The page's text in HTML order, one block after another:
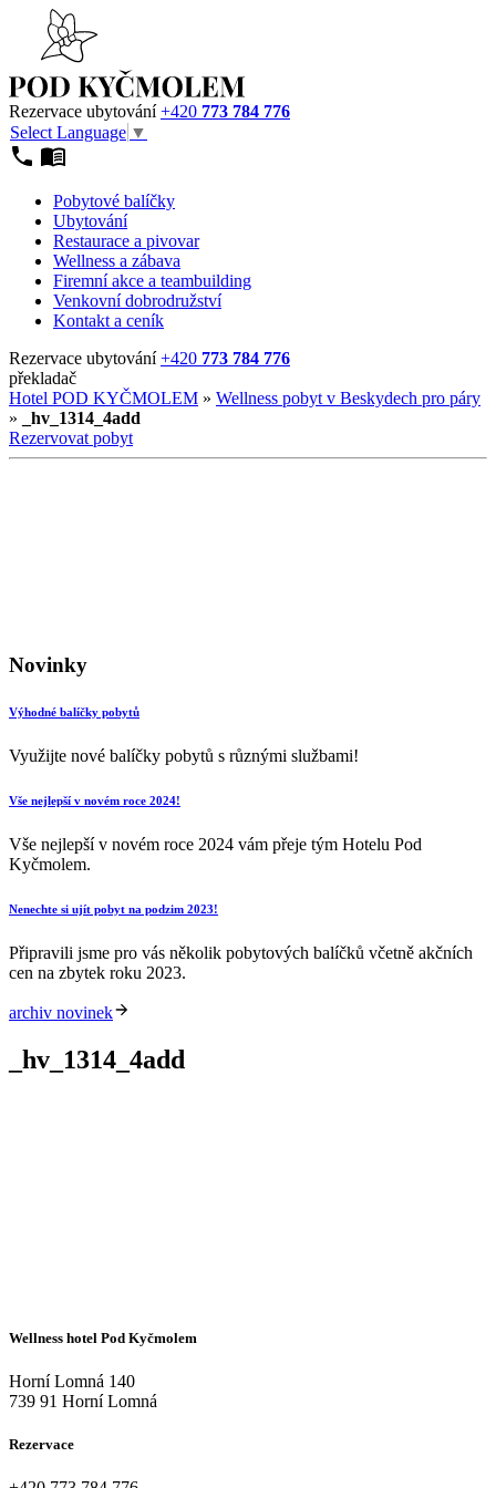
Rezervace ubytování+420 773 784 776
Select Language ▼
Pobytové balíčky
Ubytování
Restaurace a pivovar
Wellness a zábava
Firemní akce a teambuilding
Venkovní dobrodružství
Kontakt a ceník
Rezervace ubytování+420 773 784 776
překladač
Hotel POD KYČMOLEM » Wellness pobyt v Beskydech pro páry
»
_hv_1314_4add
Rezervovat pobyt
Novinky
Výhodné balíčky pobytů
Využijte nové balíčky pobytů s různými službami!
Vše nejlepší v novém roce 2024!
Vše nejlepší v novém roce 2024 vám přeje tým Hotelu Pod
Kyčmolem.
Nenechte si ujít pobyt na podzim 2023!
Připravili jsme pro vás několik pobytových balíčků včetně akčních
cen na zbytek roku 2023.
archiv novinek
_hv_1314_4add
Wellness hotel Pod Kyčmolem
Horní Lomná 140
739 91 Horní Lomná
Rezervace